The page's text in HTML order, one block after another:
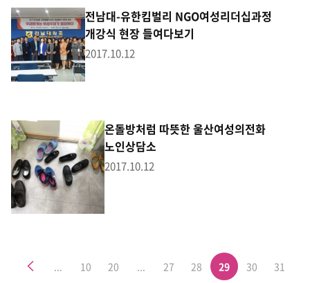
전남대-유한킴벌리 NGO여성리더십과정
개강식 현장 들여다보기
2017.10.12
온돌방처럼 따뜻한 울산여성의전화
노인상담소
2017.10.12
이전 ... 10 20 ... 27 28 29 30
31